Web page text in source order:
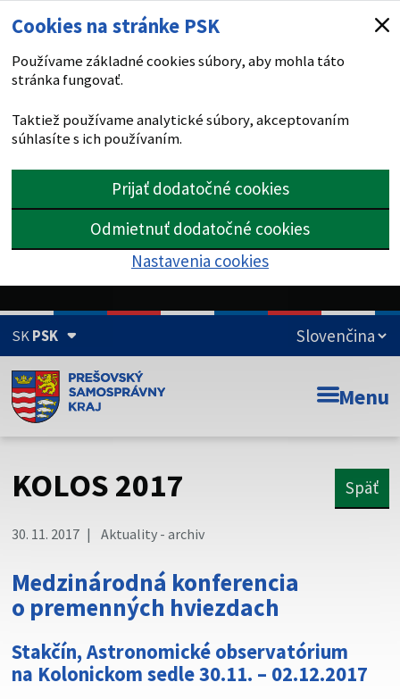
Cookies na stránke PSK
Používame základné cookies súbory, aby mohla táto
stránka fungovať.
Taktiež používame analytické súbory, akceptovaním
súhlasíte s ich používaním.
Prijať dodatočné cookies
Odmietnuť dodatočné cookies
Nastavenia cookies
SKPSK
Doména psk.sk je oficiálna
Toto je oficiálna webová stránka Prešovského
Buďte pozorní a vždy sa uistite, že zdieľate informácie iba
vždy začína https:// pred názvom domény webového sídla.
Menu
KOLOS 2017 Späť
30. 11. 2017 Aktuality - archiv
Medzinárodná konferencia
o premenných hviezdach
Stakčín, Astronomické observatórium
na Kolonickom sedle 30.11. – 02.12.2017